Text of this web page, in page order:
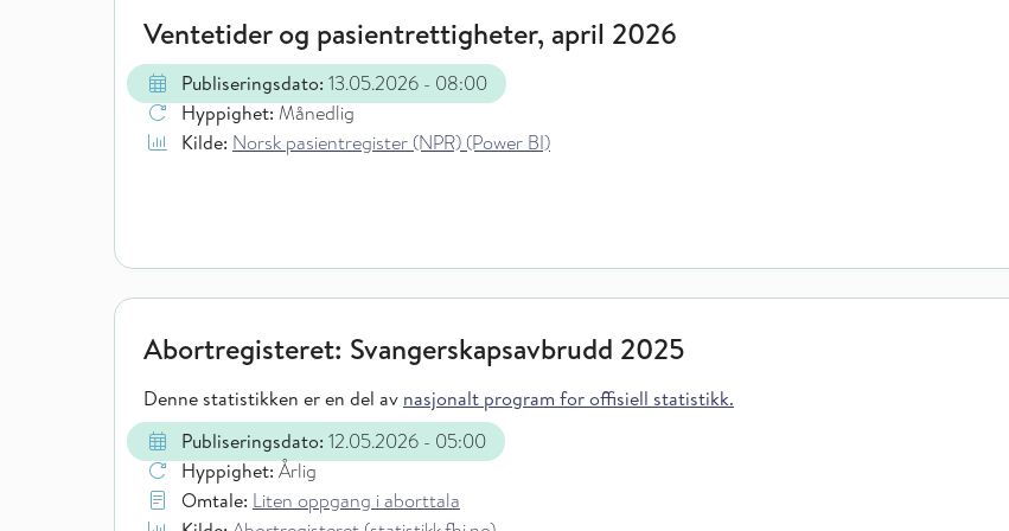
Ventetider og pasientrettigheter, april 2026
Publiseringsdato: 13.05.2026 - 08:00
Hyppighet: Månedlig
Kilde: Norsk pasientregister (NPR) (Power BI)
Abortregisteret: Svangerskapsavbrudd 2025
Denne statistikken er en del av nasjonalt program for offisiell statistikk.
Publiseringsdato: 12.05.2026 - 05:00
Hyppighet: Årlig
Omtale: Liten oppgang i aborttala